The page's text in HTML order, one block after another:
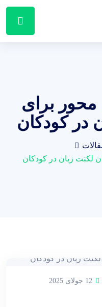
برای
در کودکان
لکنت زبان در کودکان
12 جولای 2025